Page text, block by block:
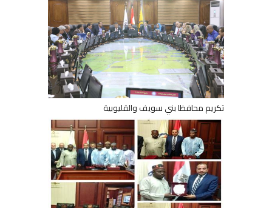
تكريم محافظا بني سويف والقليوبية